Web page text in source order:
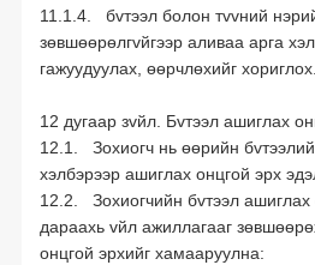
11.1.4. бvтээл болон тvvний
зөвшөөрөлгvйгээр аливаа арга
гажуудуулах, өөрчлөхийг хориглох.
12 дугаар зvйл. Бvтээл ашиглах
12.1. Зохиогч нь өөрийн
хэлбэрээр ашиглах онцгой эрх
12.2. Зохиогчийн бvтээл ашиглах
дараахь vйл ажиллагааг
онцгой эрхийг хамааруулна: